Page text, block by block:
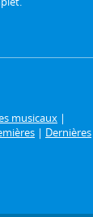
musicaux |
| Dernières